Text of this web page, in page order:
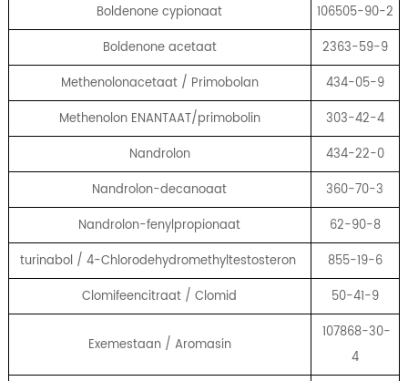
Boldenone cypionaat
106505-90-2
Boldenone acetaat
2363-59-9
Methenolonacetaat / Primobolan
434-05-9
Methenolon ENANTAAT/primobolin
303-42-4
Nandrolon
434-22-0
Nandrolon-decanoaat
360-70-3
Nandrolon-fenylpropionaat
62-90-8
turinabol / 4-Chlorodehydromethyltestosteron
855-19-6
Clomifeencitraat / Clomid
50-41-9
Exemestaan ​​/ Aromasin
107868-30-
4